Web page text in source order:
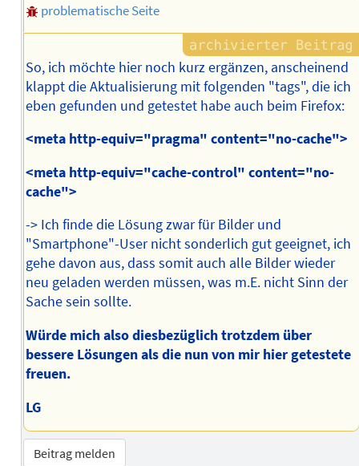
problematische Seite
So, ich möchte hier noch kurz ergänzen, anscheinend
klappt die Aktualisierung mit folgenden "tags", die ich
eben gefunden und getestet habe auch beim Firefox:
<meta http-equiv="pragma" content="no-cache">
<meta http-equiv="cache-control" content="no-
cache">
-> Ich finde die Lösung zwar für Bilder und
"Smartphone"-User nicht sonderlich gut geeignet, ich
gehe davon aus, dass somit auch alle Bilder wieder
neu geladen werden müssen, was m.E. nicht Sinn der
Sache sein sollte.
Würde mich also diesbezüglich trotzdem über
bessere Lösungen als die nun von mir hier getestete
freuen.
LG
Beitrag melden